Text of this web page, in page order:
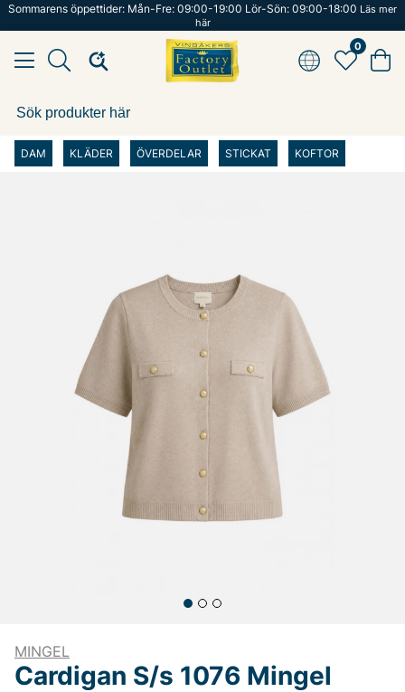
Sommarens öppettider: Mån-Fre: 09:00-19:00 Lör-Sön: 09:00-18:00 Läs mer
här
0
DAM KLÄDER ÖVERDELAR STICKAT KOFTOR
MINGEL
Cardigan S/s 1076 Mingel